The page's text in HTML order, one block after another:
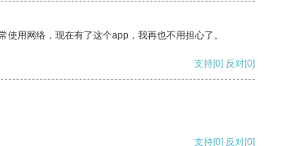
用网络，现在有了这个app，我再也不用担心了。
支持[0] 反对[0]
支持[0] 反对[0]